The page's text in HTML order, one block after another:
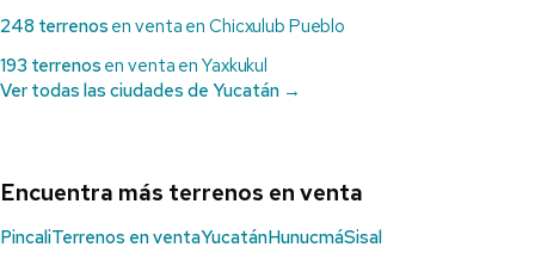
248 terrenos en venta en Chicxulub Pueblo
193 terrenos en venta en Yaxkukul
Ver todas las ciudades de Yucatán →
Encuentra más terrenos en venta
PincaliTerrenos en ventaYucatánHunucmáSisal